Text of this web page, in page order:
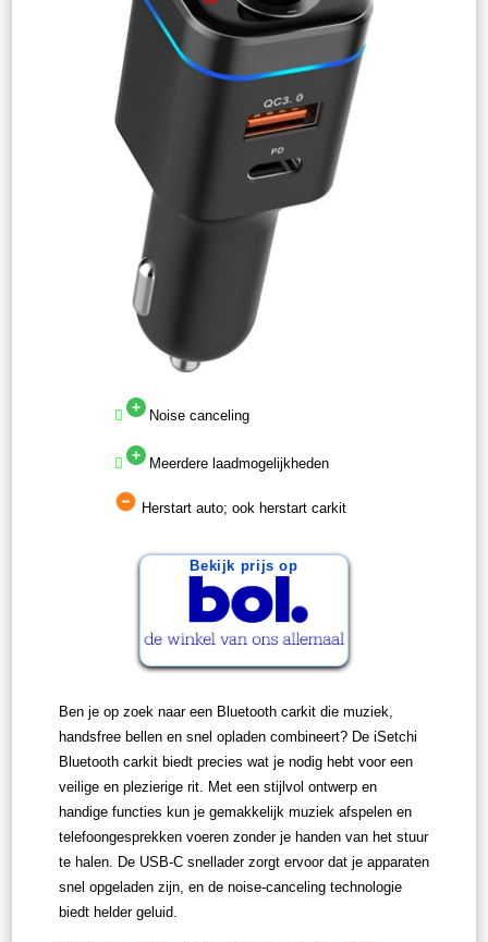
Noise canceling
Meerdere laadmogelijkheden
Herstart auto; ook herstart carkit
Bekijk prijs op
Ben je op zoek naar een Bluetooth carkit die muziek,
handsfree bellen en snel opladen combineert? De iSetchi
Bluetooth carkit biedt precies wat je nodig hebt voor een
veilige en plezierige rit. Met een stijlvol ontwerp en
handige functies kun je gemakkelijk muziek afspelen en
telefoongesprekken voeren zonder je handen van het stuur
te halen. De USB-C snellader zorgt ervoor dat je apparaten
snel opgeladen zijn, en de noise-canceling technologie
biedt helder geluid.